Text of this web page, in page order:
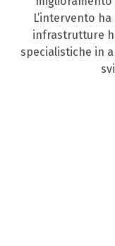
L’intervento
infrastrutture
specialistiche in